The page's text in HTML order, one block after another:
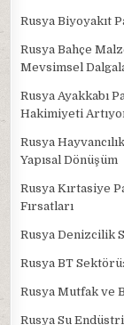
Rusya Biyoyakıt
Rusya Bahçe
Mevsimsel
Rusya Ayakkabı
Hakimiyeti
Rusya
Yapısal Dönüşüm
Rusya Kırtasiye
Fırsatları
Rusya Denizcilik
Rusya BT
Rusya Mutfak ve
Rusya Su